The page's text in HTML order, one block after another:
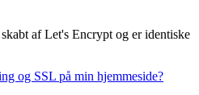
af Let's Encrypt og er identiske
og SSL på min hjemmeside?